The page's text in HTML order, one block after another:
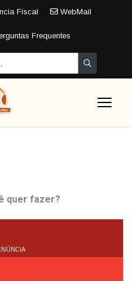
Fiscal WebMail
Frequentes
quer fazer?